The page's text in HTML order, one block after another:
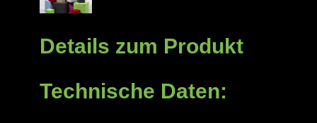
Details zum Produkt
Technische Daten: